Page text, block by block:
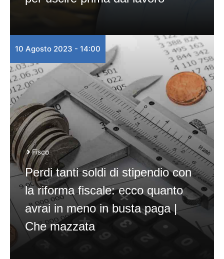
10 Agosto 2023 - 14:00
Fisco
Perdi tanti soldi di stipendio con
la riforma fiscale: ecco quanto
avrai in meno in busta paga |
Che mazzata